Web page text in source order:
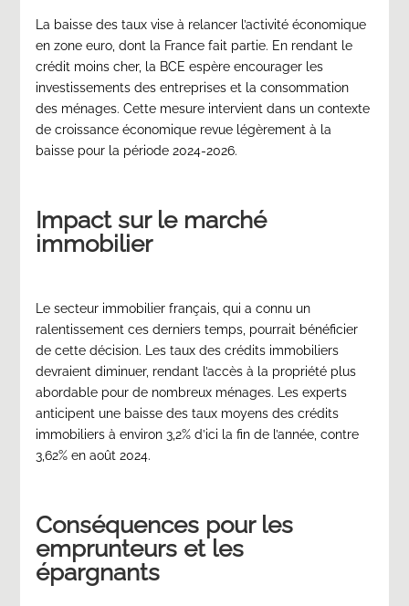
La baisse des taux vise à relancer l’activité économique
en zone euro, dont la France fait partie. En rendant le
crédit moins cher, la BCE espère encourager les
investissements des entreprises et la consommation
des ménages. Cette mesure intervient dans un contexte
de croissance économique revue légèrement à la
baisse pour la période 2024-2026.
Impact sur le marché
immobilier
Le secteur immobilier français, qui a connu un
ralentissement ces derniers temps, pourrait bénéficier
de cette décision. Les taux des crédits immobiliers
devraient diminuer, rendant l’accès à la propriété plus
abordable pour de nombreux ménages. Les experts
anticipent une baisse des taux moyens des crédits
immobiliers à environ 3,2% d’ici la fin de l’année, contre
3,62% en août 2024.
Conséquences pour les
emprunteurs et les
épargnants